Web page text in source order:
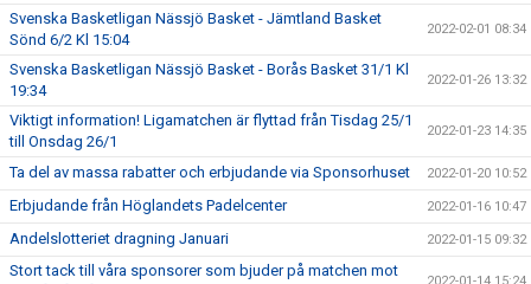
Svenska Basketligan Nässjö Basket - Jämtland Basket
Sönd 6/2 Kl 15:04
2022-02-01 08:34
Svenska Basketligan Nässjö Basket - Borås Basket 31/1 Kl
19:34
2022-01-26 13:32
Viktigt information! Ligamatchen är flyttad från Tisdag 25/1
till Onsdag 26/1
2022-01-23 14:35
Ta del av massa rabatter och erbjudande via Sponsorhuset 2022-01-20 10:52
Erbjudande från Höglandets Padelcenter 2022-01-16 10:47
Andelslotteriet dragning Januari 2022-01-15 09:32
Stort tack till våra sponsorer som bjuder på matchen mot